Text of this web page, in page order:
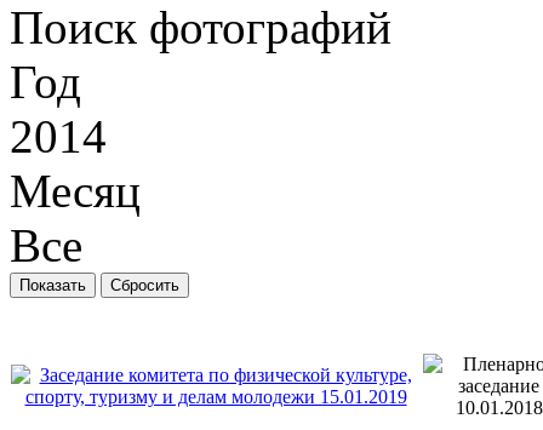
Поиск фотографий
Год
2014
Месяц
Все